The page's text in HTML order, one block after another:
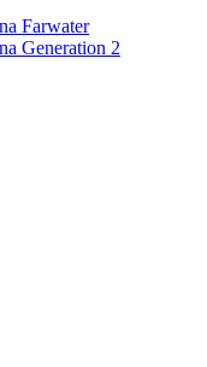
Farwater
Generation 2